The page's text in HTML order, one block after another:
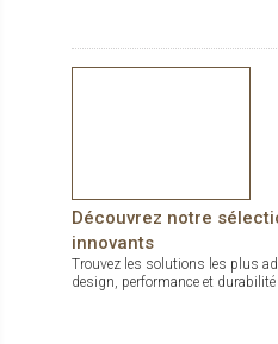
Découvrez notre
innovants
Trouvez les solutions les plus
design, performance et